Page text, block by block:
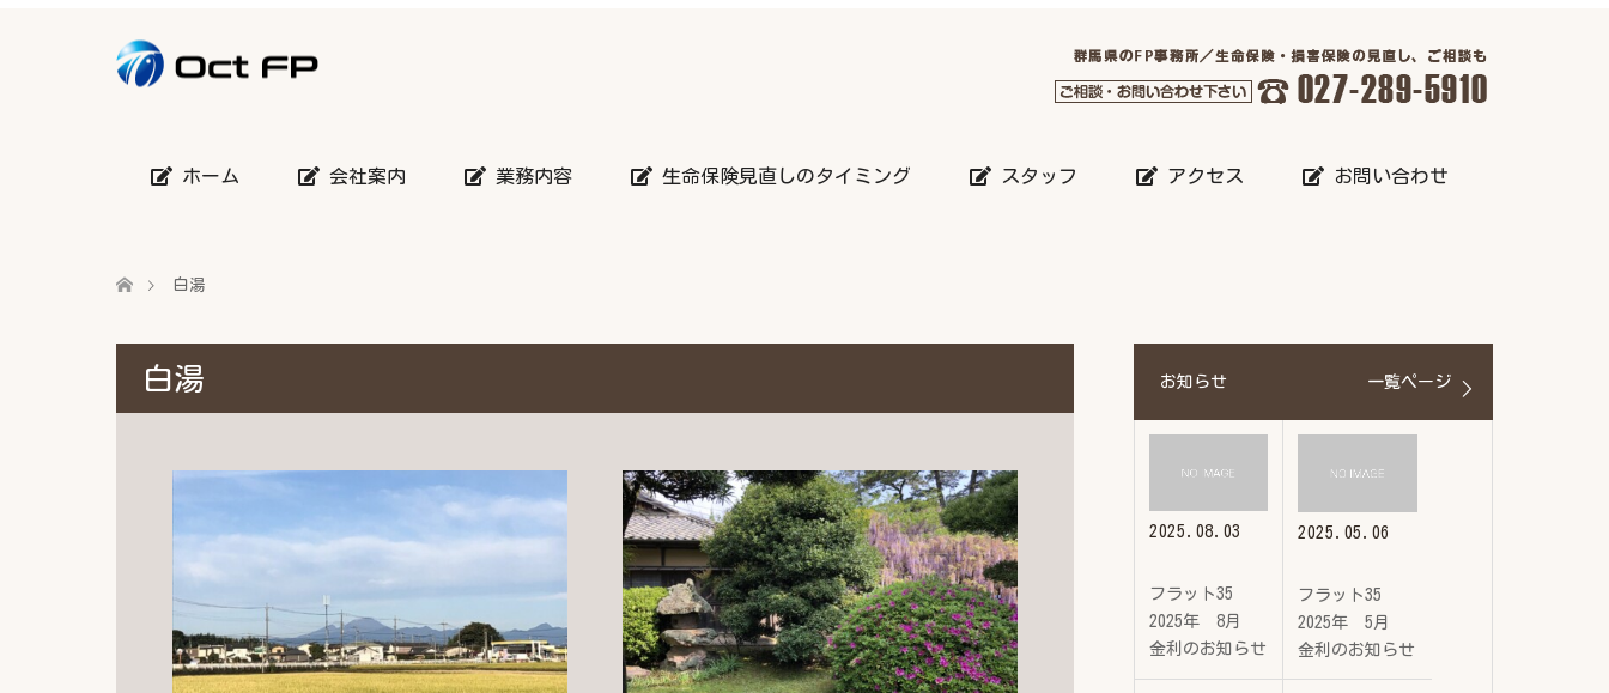
ホーム 会社案内 業務内容 生命保険見直しのタイミング スタッフ アクセス お問い合わせ
白湯
白湯 お知らせ 一覧ページ
2025.08.03
フラット35
2025年 8月
金利のお知らせ
2025.05.06
フラット35
2025年 5月
金利のお知らせ